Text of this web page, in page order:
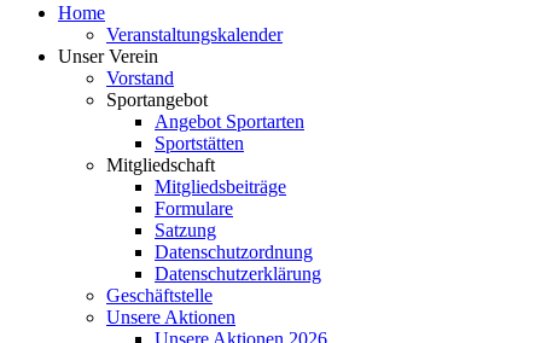
Home
Veranstaltungskalender
Unser Verein
Vorstand
Sportangebot
Angebot Sportarten
Sportstätten
Mitgliedschaft
Mitgliedsbeiträge
Formulare
Satzung
Datenschutzordnung
Datenschutzerklärung
Geschäftstelle
Unsere Aktionen
Unsere Aktionen 2026